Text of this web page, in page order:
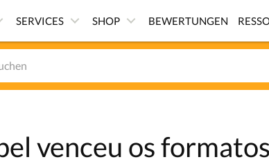
SERVICES SHOP BEWERTUNGEN
venceu os formatos